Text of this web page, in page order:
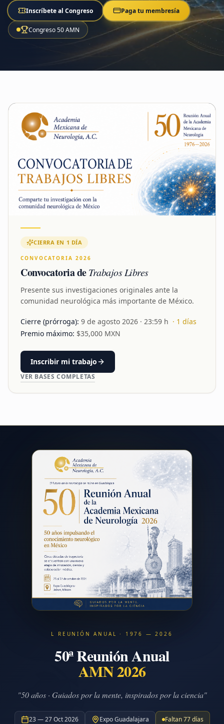
Inscríbete al Congreso Paga tu membresía
Congreso 50 AMN
CIERRA EN 1 DÍA
CONVOCATORIA 2026
Convocatoria deTrabajos Libres
Presente sus investigaciones originales ante la
comunidad neurológica más importante de México.
Cierre (prórroga): 9 de agosto 2026 · 23:59 h · 1 días
Premio máximo: $35,000 MXN
Inscribir mi trabajo
VER BASES COMPLETAS
L REUNIÓN ANUAL · 1976 — 2026
50ª Reunión Anual
AMN 2026
"50 años · Guiados por la mente, inspirados por la ciencia"
23 — 27 Oct 2026 Expo Guadalajara Faltan77días